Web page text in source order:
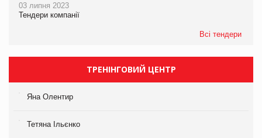
03 липня 2023
Тендери компанії
Всі тендери
ТРЕНІНГОВИЙ ЦЕНТР
Яна Олентир
Тетяна Ільєнко